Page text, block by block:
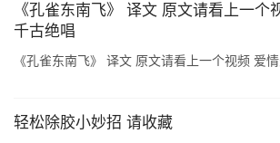
《孔雀东南飞》 译文 原文请看上一个
千古绝唱
《孔雀东南飞》 译文 原文请看上一个视频 爱
轻松除胶小妙招 请收藏